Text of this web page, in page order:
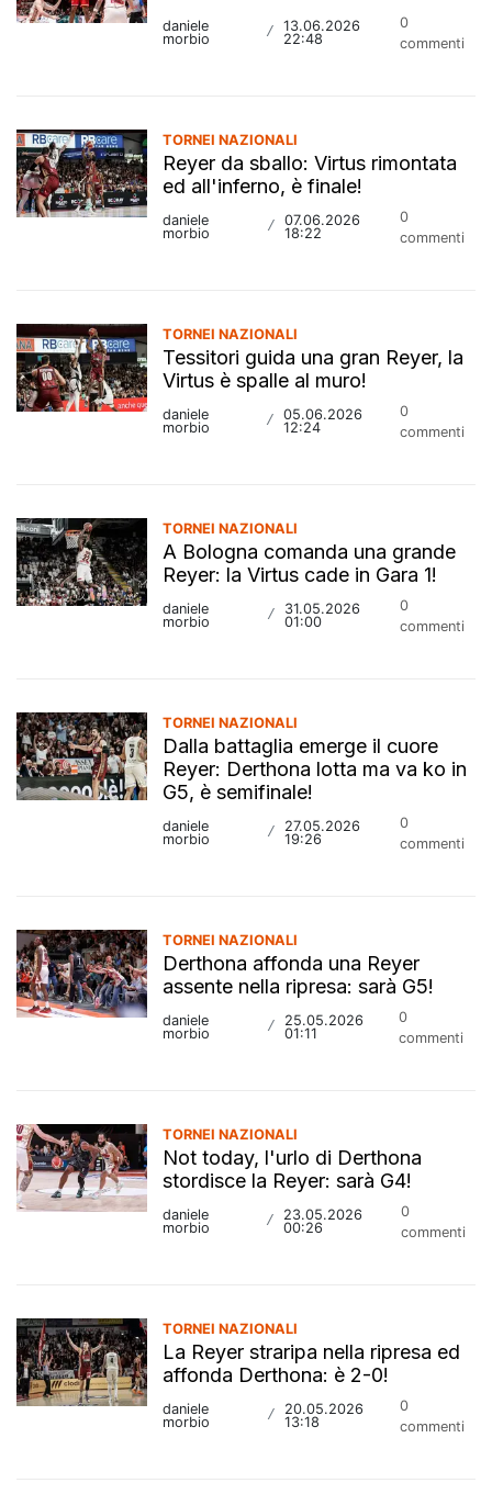
daniele
morbio
/
13.06.2026
22:48
0
commenti
TORNEI NAZIONALI
Reyer da sballo: Virtus rimontata
ed all'inferno, è finale!
daniele
morbio
/
07.06.2026
18:22
0
commenti
TORNEI NAZIONALI
Tessitori guida una gran Reyer, la
Virtus è spalle al muro!
daniele
morbio
/
05.06.2026
12:24
0
commenti
TORNEI NAZIONALI
A Bologna comanda una grande
Reyer: la Virtus cade in Gara 1!
daniele
morbio
/
31.05.2026
01:00
0
commenti
TORNEI NAZIONALI
Dalla battaglia emerge il cuore
Reyer: Derthona lotta ma va ko in
G5, è semifinale!
daniele
morbio
/
27.05.2026
19:26
0
commenti
TORNEI NAZIONALI
Derthona affonda una Reyer
assente nella ripresa: sarà G5!
daniele
morbio
/
25.05.2026
01:11
0
commenti
TORNEI NAZIONALI
Not today, l'urlo di Derthona
stordisce la Reyer: sarà G4!
daniele
morbio
/
23.05.2026
00:26
0
commenti
TORNEI NAZIONALI
La Reyer straripa nella ripresa ed
affonda Derthona: è 2-0!
daniele
morbio
/
20.05.2026
13:18
0
commenti